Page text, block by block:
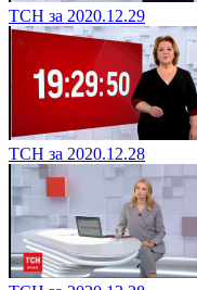
ТСН за 2020.12.29
ТСН за 2020.12.28